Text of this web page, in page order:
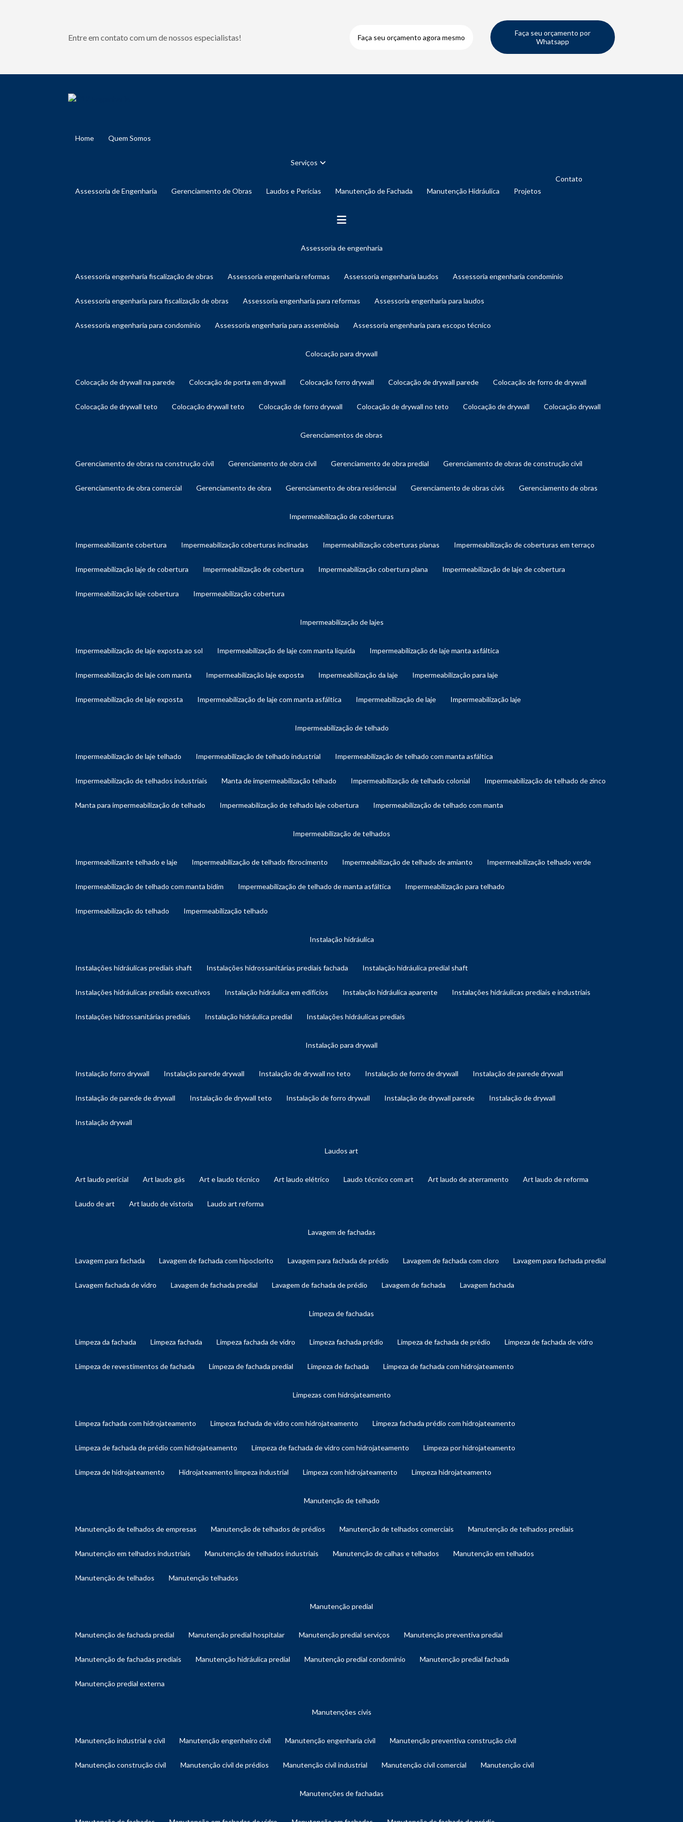
Entre em contato com um de nossos especialistas! Faça seu orçamento agora mesmo
Faça seu orçamento por
Whatsapp
Home Quem Somos
Serviços
Assessoria de Engenharia Gerenciamento de Obras Laudos e Perícias Manutenção de Fachada Manutenção Hidráulica Projetos
Contato
assessoria de engenharia
assessoria engenharia fiscalização de obras assessoria engenharia reformas assessoria engenharia laudos assessoria engenharia condomínio
assessoria engenharia para fiscalização de obras assessoria engenharia para reformas assessoria engenharia para laudos
assessoria engenharia para condomínio assessoria engenharia para assembleia assessoria engenharia para escopo técnico
colocação para drywall
colocação de drywall na parede colocação de porta em drywall colocação forro drywall colocação de drywall parede colocação de forro de drywall
colocação de drywall teto colocação drywall teto colocação de forro drywall colocação de drywall no teto colocação de drywall colocação drywall
gerenciamentos de obras
gerenciamento de obras na construção civil gerenciamento de obra civil gerenciamento de obra predial gerenciamento de obras de construção civil
gerenciamento de obra comercial gerenciamento de obra gerenciamento de obra residencial gerenciamento de obras civis gerenciamento de obras
impermeabilização de coberturas
impermeabilizante cobertura impermeabilização coberturas inclinadas impermeabilização coberturas planas impermeabilização de coberturas em terraço
impermeabilização laje de cobertura impermeabilização de cobertura impermeabilização cobertura plana impermeabilização de laje de cobertura
impermeabilização laje cobertura impermeabilização cobertura
impermeabilização de lajes
impermeabilização de laje exposta ao sol impermeabilização de laje com manta líquida impermeabilização de laje manta asfáltica
impermeabilização de laje com manta impermeabilização laje exposta impermeabilização da laje impermeabilização para laje
impermeabilização de laje exposta impermeabilização de laje com manta asfáltica impermeabilização de laje impermeabilização laje
impermeabilização de telhado
impermeabilização de laje telhado impermeabilização de telhado industrial impermeabilização de telhado com manta asfáltica
impermeabilização de telhados industriais manta de impermeabilização telhado impermeabilização de telhado colonial impermeabilização de telhado de zinco
manta para impermeabilização de telhado impermeabilização de telhado laje cobertura impermeabilização de telhado com manta
impermeabilização de telhados
impermeabilizante telhado e laje impermeabilização de telhado fibrocimento impermeabilização de telhado de amianto impermeabilização telhado verde
impermeabilização de telhado com manta bidim impermeabilização de telhado de manta asfáltica impermeabilização para telhado
impermeabilização do telhado impermeabilização telhado
instalação hidráulica
instalações hidráulicas prediais shaft instalações hidrossanitárias prediais fachada instalação hidráulica predial shaft
instalações hidráulicas prediais executivos instalação hidráulica em edifícios instalação hidráulica aparente instalações hidráulicas prediais e industriais
instalações hidrossanitárias prediais instalação hidráulica predial instalações hidráulicas prediais
instalação para drywall
instalação forro drywall instalação parede drywall instalação de drywall no teto instalação de forro de drywall instalação de parede drywall
instalação de parede de drywall instalação de drywall teto instalação de forro drywall instalação de drywall parede instalação de drywall
instalação drywall
laudos art
art laudo pericial art laudo gás art e laudo técnico art laudo elétrico laudo técnico com art art laudo de aterramento art laudo de reforma
laudo de art art laudo de vistoria laudo art reforma
lavagem de fachadas
lavagem para fachada lavagem de fachada com hipoclorito lavagem para fachada de prédio lavagem de fachada com cloro lavagem para fachada predial
lavagem fachada de vidro lavagem de fachada predial lavagem de fachada de prédio lavagem de fachada lavagem fachada
limpeza de fachadas
limpeza da fachada limpeza fachada limpeza fachada de vidro limpeza fachada prédio limpeza de fachada de prédio limpeza de fachada de vidro
limpeza de revestimentos de fachada limpeza de fachada predial limpeza de fachada limpeza de fachada com hidrojateamento
limpezas com hidrojateamento
limpeza fachada com hidrojateamento limpeza fachada de vidro com hidrojateamento limpeza fachada prédio com hidrojateamento
limpeza de fachada de prédio com hidrojateamento limpeza de fachada de vidro com hidrojateamento limpeza por hidrojateamento
limpeza de hidrojateamento hidrojateamento limpeza industrial limpeza com hidrojateamento limpeza hidrojateamento
manutenção de telhado
manutenção de telhados de empresas manutenção de telhados de prédios manutenção de telhados comerciais manutenção de telhados prediais
manutenção em telhados industriais manutenção de telhados industriais manutenção de calhas e telhados manutenção em telhados
manutenção de telhados manutenção telhados
manutenção predial
manutenção de fachada predial manutenção predial hospitalar manutenção predial serviços manutenção preventiva predial
manutenção de fachadas prediais manutenção hidráulica predial manutenção predial condomínio manutenção predial fachada
manutenção predial externa
manutenções civis
manutenção industrial e civil manutenção engenheiro civil manutenção engenharia civil manutenção preventiva construção civil
manutenção construção civil manutenção civil de prédios manutenção civil industrial manutenção civil comercial manutenção civil
manutenções de fachadas